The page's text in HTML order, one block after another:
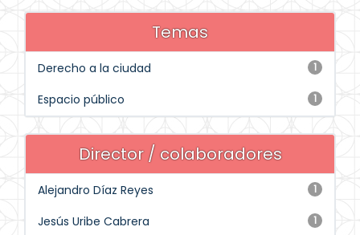
Temas
1
Derecho a la ciudad
1
Espacio público
Director / colaboradores
1
Alejandro Díaz Reyes
1
Jesús Uribe Cabrera